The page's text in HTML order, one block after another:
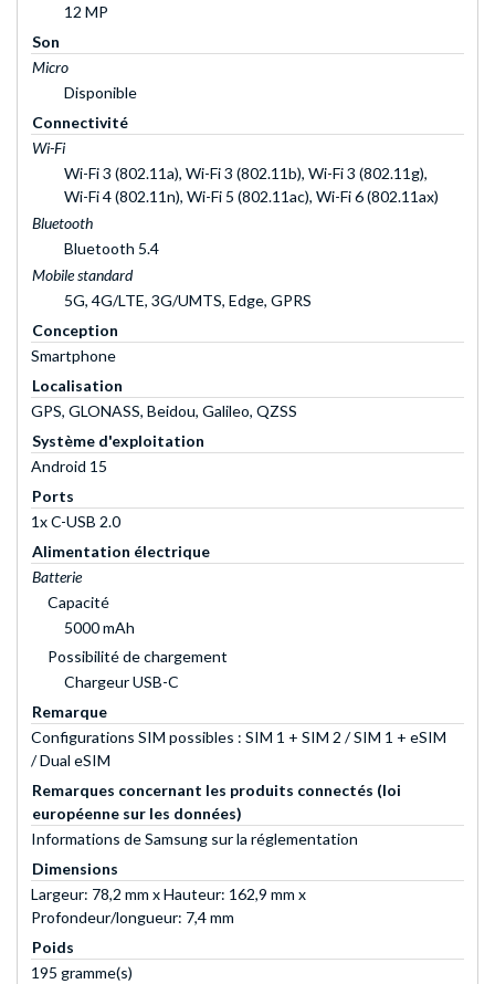
12 MP
Son
Micro
Disponible
Connectivité
Wi-Fi
Wi-Fi 3 (802.11a), Wi-Fi 3 (802.11b), Wi-Fi 3 (802.11g),
Wi-Fi 4 (802.11n), Wi-Fi 5 (802.11ac), Wi-Fi 6 (802.11ax)
Bluetooth
Bluetooth 5.4
Mobile standard
5G, 4G/LTE, 3G/UMTS, Edge, GPRS
Conception
Smartphone
Localisation
GPS, GLONASS, Beidou, Galileo, QZSS
Système d'exploitation
Android 15
Ports
1x C-USB 2.0
Alimentation électrique
Batterie
Capacité
5000 mAh
Possibilité de chargement
Chargeur USB-C
Remarque
Configurations SIM possibles : SIM 1 + SIM 2 / SIM 1 + eSIM
/ Dual eSIM
Remarques concernant les produits connectés (loi
européenne sur les données)
Informations de Samsung sur la réglementation
Dimensions
Largeur: 78,2 mm x Hauteur: 162,9 mm x
Profondeur/longueur: 7,4 mm
Poids
195 gramme(s)